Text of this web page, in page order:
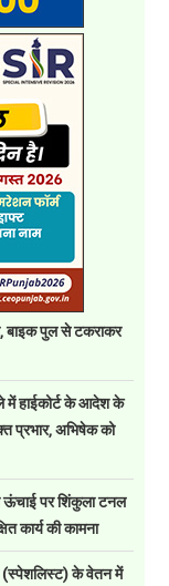
बाइक पुल से टकराकर
में हाईकोर्ट के आदेश के
प्रभार, अभिषेक को
पर शिंकुला टनल
कार्य की कामना
के वेतन में